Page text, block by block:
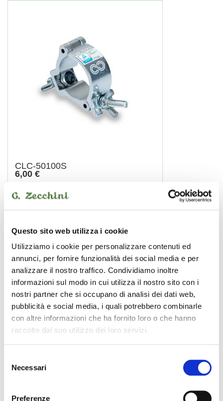
Questo sito web utilizza i cookie
Utilizziamo i cookie per personalizzare contenuti ed
annunci, per fornire funzionalità dei social media e per
analizzare il nostro traffico. Condividiamo inoltre
informazioni sul modo in cui utilizza il nostro sito con i
nostri partner che si occupano di analisi dei dati web,
pubblicità e social media, i quali potrebbero combinarle
con altre informazioni che ha fornito loro o che hanno
raccolto dal suo utilizzo dei loro servizi.
delNecessari
Preferenze
CLC-50100S
6,00 €
CENTOLIGHT